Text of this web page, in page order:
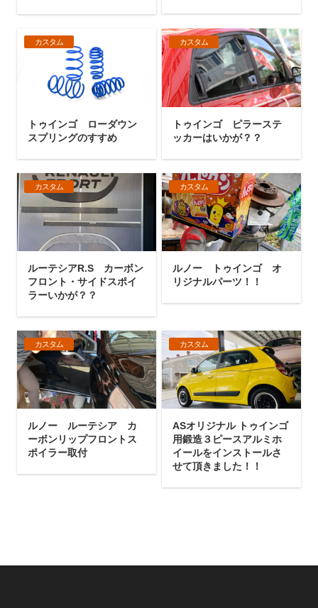
カスタム
トゥインゴ ローダウン
スプリングのすすめ
カスタム
トゥインゴ ピラーステ
ッカーはいかが？？
カスタム
ルーテシアR.S カーボン
フロント・サイドスポイ
ラーいかが？？
カスタム
ルノー トゥインゴ オ
リジナルパーツ！！
カスタム
ルノー ルーテシア カ
ーボンリップフロントス
ポイラー取付
カスタム
ASオリジナル トゥインゴ
用鍛造３ピースアルミホ
イールをインストールさ
せて頂きました！！